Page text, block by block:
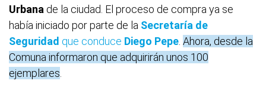
Urbana de la ciudad. El proceso de compra ya se
había iniciado por parte de la Secretaría de
Seguridad que conduce Diego Pepe Ahora, desde la
Comuna informaron que adquirirán unos 100
ejemplares